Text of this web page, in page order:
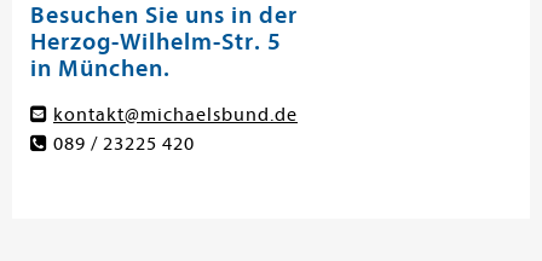
Besuchen Sie uns in der
Herzog-Wilhelm-Str. 5
in München.
kontakt@michaelsbund.de
089 / 23225 420